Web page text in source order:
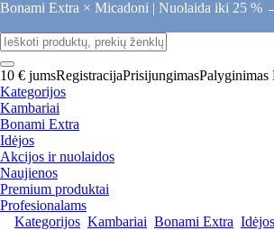
Bonami Extra × Micadoni | Nuolaida iki 25 %
10 € jumsRegistracijaPrisijungimasPalyginimas
Kategorijos
Kambariai
Bonami Extra
Idėjos
Akcijos ir nuolaidos
Naujienos
Premium produktai
Profesionalams
Kategorijos Kambariai Bonami Extra Idėjos